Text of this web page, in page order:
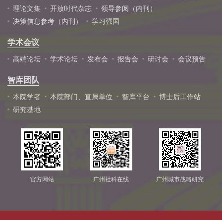
理论文集
开放时代杂志
领导参阅（内刊）
决策信息参考（内刊）
学习强国
学术会议
高端论坛 学术论坛 发布会 报告会 研讨会 会议预告
智库团队
本院学者 本院部门、直属单位 智库平台
博士后工作站
研究基地
官方网站 广州社科在线 广州城市战略研究